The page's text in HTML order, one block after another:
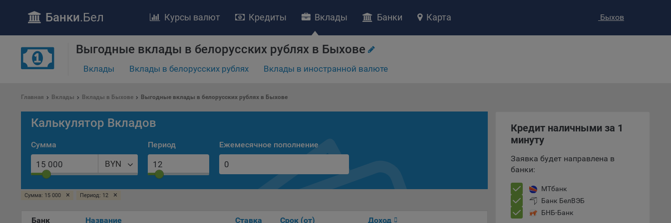
ПОЛОЖЕНИЕ «О политике обработки файлов cookie»
уделяет особое внимание защите персональных данных при их обработке и
персональных данных, предусмотренных статьей 17 Закона Республики
«Закон»
Политика разъясняет субъектам персональных данных, которые
осуществляют использование веб-сайта Общества с доменным именем
процесс такой обработки.
Банки.Бел Быхов
Курсы валют Кредиты Вклады Банки Карта
Выгодные вклады в белорусских рублях в Быхове
Вклады Вклады в белорусских рублях Вклады в иностранной валюте
Главная Вклады Вклады в Быхове Выгодные вклады в белорусских рублях в Быхове
Калькулятор Вкладов
Сумма
BYN
Период Ежемесячное пополнение
Сумма: 15 000 × Период: 12 ×
Банк Название Ставка Срок (от) Доход
Кредит наличными за 1
минуту
Заявка будет направлена в
банки:
МТбанк
Банк БелВЭБ
БНБ-Банк